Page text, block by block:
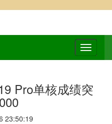
Pro单核成绩突
23:50:19